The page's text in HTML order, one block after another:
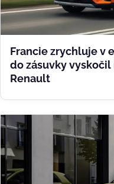
Francie zrychluje v
do zásuvky vyskočil
Renault